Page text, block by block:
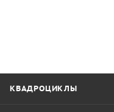
КВАДРОЦИКЛЫ